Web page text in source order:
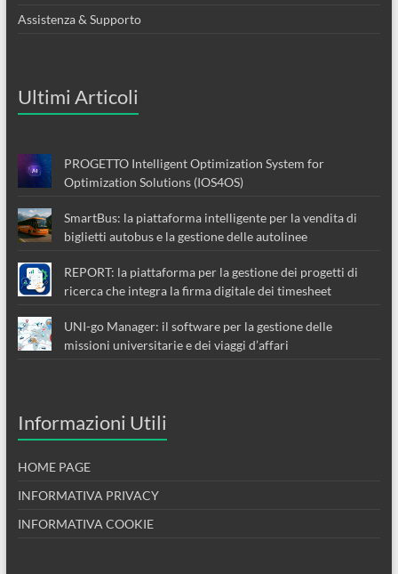
Assistenza & Supporto
Ultimi Articoli
PROGETTO Intelligent Optimization System for
Optimization Solutions (IOS4OS)
SmartBus: la piattaforma intelligente per la vendita di
biglietti autobus e la gestione delle autolinee
REPORT: la piattaforma per la gestione dei progetti di
ricerca che integra la firma digitale dei timesheet
UNI-go Manager: il software per la gestione delle
missioni universitarie e dei viaggi d’affari
Informazioni Utili
HOME PAGE
INFORMATIVA PRIVACY
INFORMATIVA COOKIE